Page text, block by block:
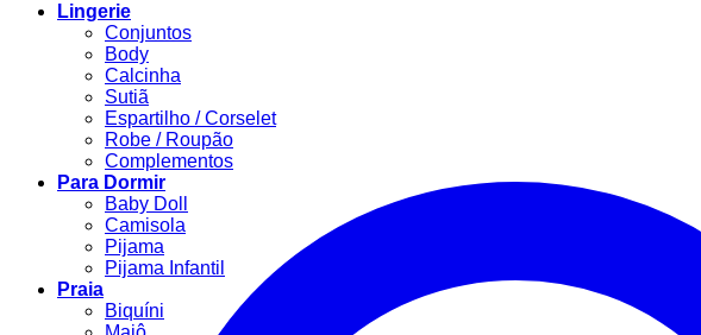
Lingerie
Conjuntos
Body
Calcinha
Sutiã
Espartilho / Corselet
Robe / Roupão
Complementos
Para Dormir
Baby Doll
Camisola
Pijama
Pijama Infantil
Praia
Biquíni